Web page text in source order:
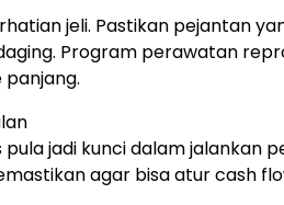
jeli. Pastikan pejantan
Program perawatan
jadi kunci dalam
agar bisa atur cash